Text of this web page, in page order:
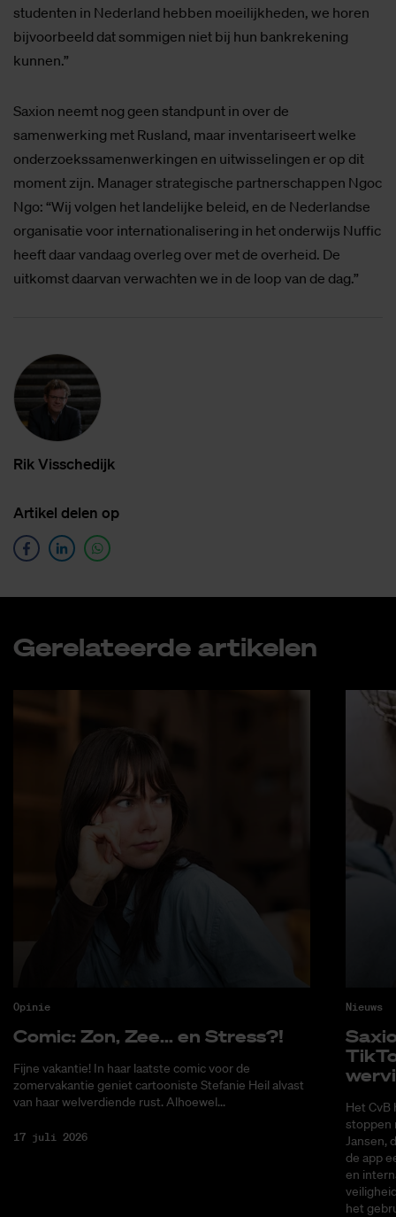
studenten in Nederland hebben moeilijkheden, we horen
bijvoorbeeld dat sommigen niet bij hun bankrekening
kunnen.”
Saxion neemt nog geen standpunt in over de
samenwerking met Rusland, maar inventariseert welke
onderzoekssamenwerkingen en uitwisselingen er op dit
moment zijn. Manager strategische partnerschappen Ngoc
Ngo: “Wij volgen het landelijke beleid, en de Nederlandse
organisatie voor internationalisering in het onderwijs Nuffic
heeft daar vandaag overleg over met de overheid. De
uitkomst daarvan verwachten we in de loop van de dag.”
Rik Vis­sche­dijk
Ar­ti­kel de­len op
Ge­re­la­teer­de ar­ti­ke­len
Opinie
Co­mic: Zon, Zee... en Stress?!
Fijne vakantie! In haar laatste comic voor de
zomervakantie geniet cartooniste Stefanie Heil alvast
van haar welverdiende rust. Alhoewel...
17 juli 2026
Nieuws
Het CvB
stoppen
Jansen,
de app
en
het